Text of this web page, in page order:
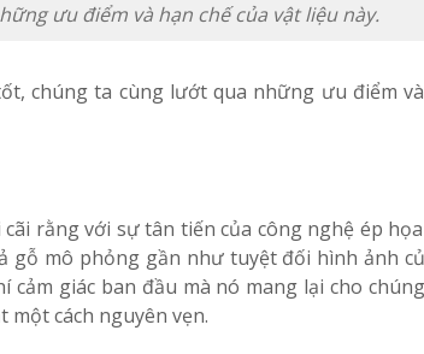
ưu điểm và hạn chế của vật liệu này.
chúng ta cùng lướt qua những ưu điểm
rằng với sự tân tiến của công nghệ ép
gỗ mô phỏng gần như tuyệt đối hình ảnh
giác ban đầu mà nó mang lại cho
một cách nguyên vẹn.